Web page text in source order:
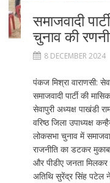
समाजवादी
चुनाव की
8 DECEMBER 2024
पंकज मिश्रा वाराणसी:
समाजवादी पार्टी की
सेवापुरी अध्यक्ष पाखंडी
वरिष्ठ जिला उपाध्यक्ष
लोकसभा चुनाव में
राजनीति का डटकर
और पीडीए जनता मिलकर
अतिथि सुरेंद्र सिंह पटेल